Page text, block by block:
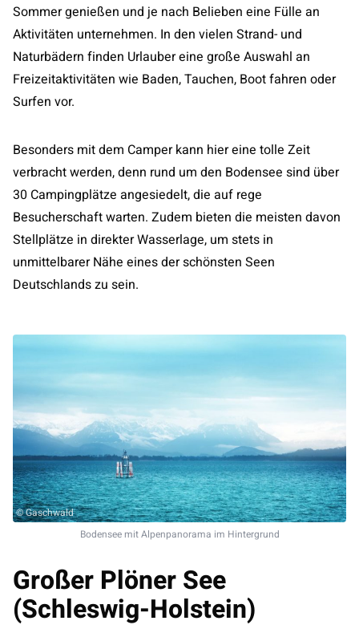
Sommer genießen und je nach Belieben eine Fülle an
Aktivitäten unternehmen. In den vielen Strand- und
Naturbädern finden Urlauber eine große Auswahl an
Freizeitaktivitäten wie Baden, Tauchen, Boot fahren oder
Surfen vor.
Besonders mit dem Camper kann hier eine tolle Zeit
verbracht werden, denn rund um den Bodensee sind über
30 Campingplätze angesiedelt, die auf rege
Besucherschaft warten. Zudem bieten die meisten davon
Stellplätze in direkter Wasserlage, um stets in
unmittelbarer Nähe eines der schönsten Seen
Deutschlands zu sein.
© Gaschwald
Bodensee mit Alpenpanorama im Hintergrund
Großer Plöner See
(Schleswig-Holstein)